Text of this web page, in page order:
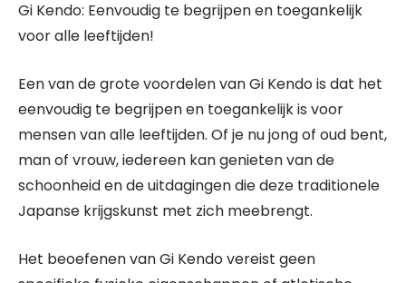
Gi Kendo: Eenvoudig te begrijpen en toegankelijk
voor alle leeftijden!
Een van de grote voordelen van Gi Kendo is dat het
eenvoudig te begrijpen en toegankelijk is voor
mensen van alle leeftijden. Of je nu jong of oud bent,
man of vrouw, iedereen kan genieten van de
schoonheid en de uitdagingen die deze traditionele
Japanse krijgskunst met zich meebrengt.
Het beoefenen van Gi Kendo vereist geen